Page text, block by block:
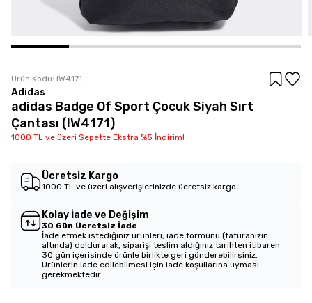
Ürün Kodu: IW4171
Adidas
adidas Badge Of Sport Çocuk Siyah Sırt
Çantası (IW4171)
1000 TL ve üzeri Sepette Ekstra %5 İndirim!
Ücretsiz Kargo
1000 TL ve üzeri alışverişlerinizde ücretsiz kargo.
Kolay İade ve Değişim
30 Gün Ücretsiz İade
İade etmek istediğiniz ürünleri, iade formunu (faturanızın
altında) doldurarak, siparişi teslim aldığınız tarihten itibaren
30 gün içerisinde ürünle birlikte geri gönderebilirsiniz.
Ürünlerin iade edilebilmesi için iade koşullarına uyması
gerekmektedir.